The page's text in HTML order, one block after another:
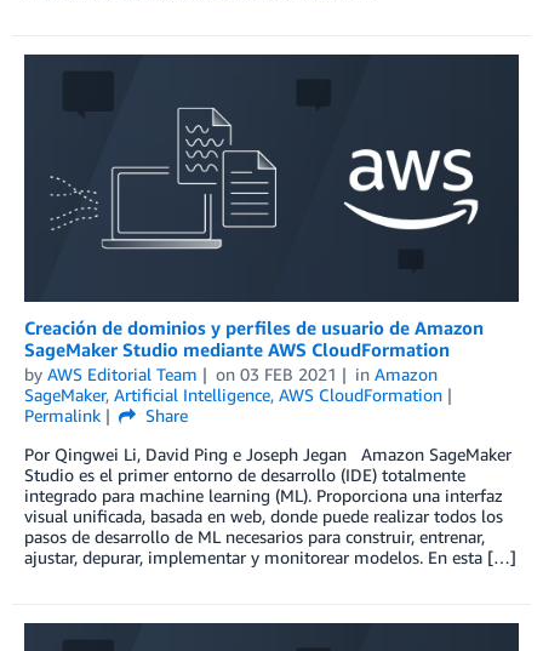
Creación de dominios y perfiles de usuario de Amazon
SageMaker Studio mediante AWS CloudFormation
by AWS Editorial Team on 03 FEB 2021 in Amazon
SageMaker, Artificial Intelligence, AWS CloudFormation
Permalink
Share
Por Qingwei Li, David Ping e Joseph Jegan Amazon SageMaker
Studio es el primer entorno de desarrollo (IDE) totalmente
integrado para machine learning (ML). Proporciona una interfaz
visual unificada, basada en web, donde puede realizar todos los
pasos de desarrollo de ML necesarios para construir, entrenar,
ajustar, depurar, implementar y monitorear modelos. En esta […]